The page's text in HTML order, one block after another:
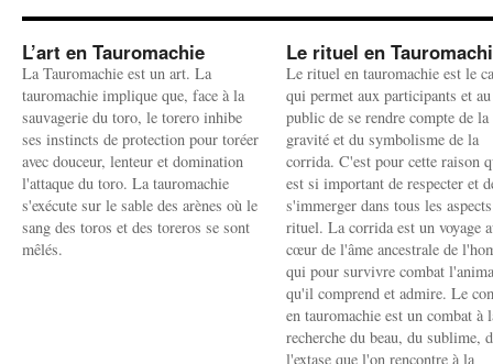
L’art en Tauromachie
La Tauromachie est un art. La
tauromachie implique que, face à la
sauvagerie du toro, le torero inhibe
ses instincts de protection pour toréer
avec douceur, lenteur et domination
l'attaque du toro. La tauromachie
s'exécute sur le sable des arènes où le
sang des toros et des toreros se sont
mêlés.
Le rituel en
Le rituel en tauromachie est le
qui permet aux participants et au
public de se rendre compte de la
gravité et du symbolisme de la
corrida. C'est pour cette raison
est si important de respecter et
s'immerger dans tous les
rituel. La corrida est un voyage
cœur de l'âme ancestrale de
qui pour survivre combat
qu'il comprend et admire. Le
en tauromachie est un combat à
recherche du beau, du sublime,
l'extase que l'on rencontre à la